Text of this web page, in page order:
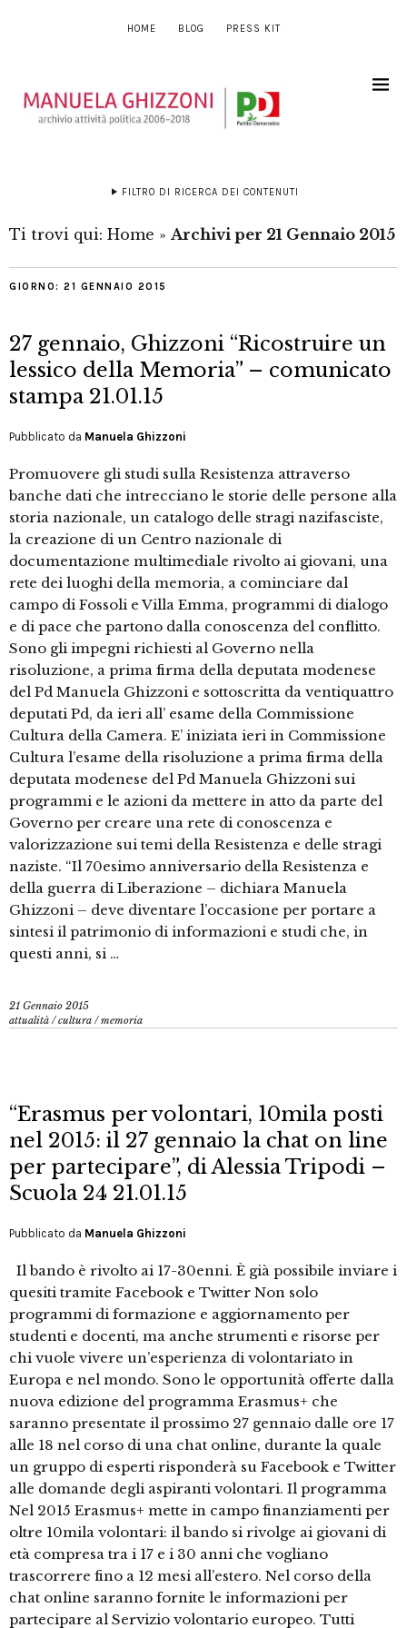
HOME BLOG PRESS KIT
FILTRO DI RICERCA DEI CONTENUTI
Ti trovi qui: Home » Archivi per 21 Gennaio 2015
GIORNO: 21 GENNAIO 2015
27 gennaio, Ghizzoni “Ricostruire un
lessico della Memoria” – comunicato
stampa 21.01.15
Pubblicato da Manuela Ghizzoni
Promuovere gli studi sulla Resistenza attraverso
banche dati che intrecciano le storie delle persone alla
storia nazionale, un catalogo delle stragi nazifasciste,
la creazione di un Centro nazionale di
documentazione multimediale rivolto ai giovani, una
rete dei luoghi della memoria, a cominciare dal
campo di Fossoli e Villa Emma, programmi di dialogo
e di pace che partono dalla conoscenza del conflitto.
Sono gli impegni richiesti al Governo nella
risoluzione, a prima firma della deputata modenese
del Pd Manuela Ghizzoni e sottoscritta da ventiquattro
deputati Pd, da ieri all’ esame della Commissione
Cultura della Camera. E’ iniziata ieri in Commissione
Cultura l’esame della risoluzione a prima firma della
deputata modenese del Pd Manuela Ghizzoni sui
programmi e le azioni da mettere in atto da parte del
Governo per creare una rete di conoscenza e
valorizzazione sui temi della Resistenza e delle stragi
naziste. “Il 70esimo anniversario della Resistenza e
della guerra di Liberazione – dichiara Manuela
Ghizzoni – deve diventare l’occasione per portare a
sintesi il patrimonio di informazioni e studi che, in
questi anni, si …
21 Gennaio 2015
attualità /cultura /memoria
“Erasmus per volontari, 10mila posti
nel 2015: il 27 gennaio la chat on line
per partecipare”, di Alessia Tripodi –
Scuola 24 21.01.15
Pubblicato da Manuela Ghizzoni
Il bando è rivolto ai 17-30enni. È già possibile inviare i
quesiti tramite Facebook e Twitter Non solo
programmi di formazione e aggiornamento per
studenti e docenti, ma anche strumenti e risorse per
chi vuole vivere un’esperienza di volontariato in
Europa e nel mondo. Sono le opportunità offerte dalla
nuova edizione del programma Erasmus+ che
saranno presentate il prossimo 27 gennaio dalle ore 17
alle 18 nel corso di una chat online, durante la quale
un gruppo di esperti risponderà su Facebook e Twitter
alle domande degli aspiranti volontari. Il programma
Nel 2015 Erasmus+ mette in campo finanziamenti per
oltre 10mila volontari: il bando si rivolge ai giovani di
età compresa tra i 17 e i 30 anni che vogliano
trascorrere fino a 12 mesi all’estero. Nel corso della
chat online saranno fornite le informazioni per
partecipare al Servizio volontario europeo. Tutti